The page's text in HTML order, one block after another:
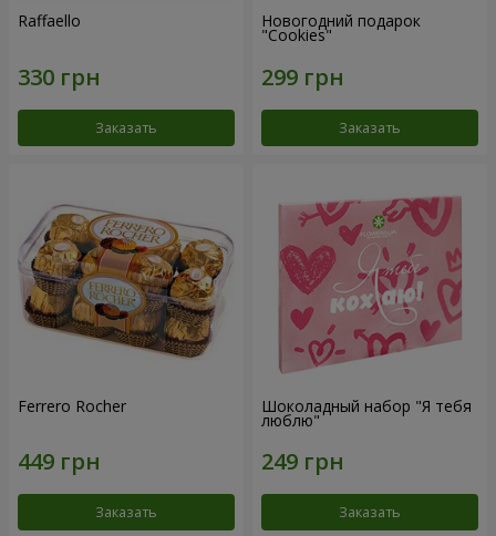
Raffaello
Заказать
Новогодний подарок
"Cookies"
Заказать
Ferrero Rocher
Заказать
Шоколадный набор "Я тебя
люблю"
Заказать